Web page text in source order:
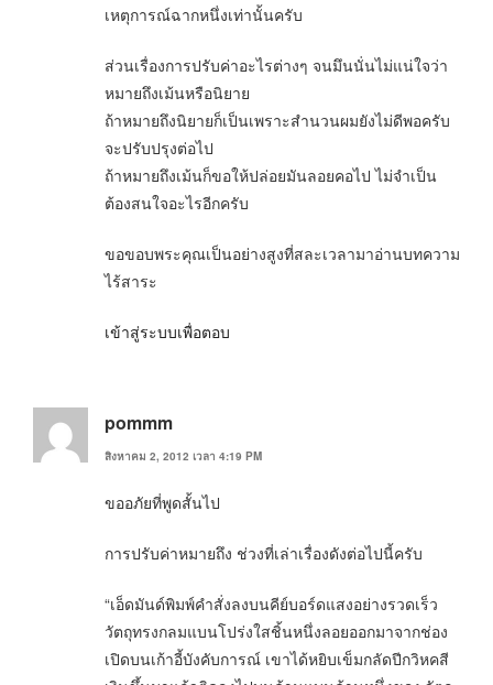
เหตุการณ์ฉากหนึ่งเท่านั้นครับ
ส่วนเรื่องการปรับค่าอะไรต่างๆ จนมึนนั่นไม่แน่ใจว่า
หมายถึงเม้นหรือนิยาย
ถ้าหมายถึงนิยายก็เป็นเพราะสำนวนผมยังไม่ดีพอครับ
จะปรับปรุงต่อไป
ถ้าหมายถึงเม้นก็ขอให้ปล่อยมันลอยคอไป ไม่จำเป็น
ต้องสนใจอะไรอีกครับ
ขอขอบพระคุณเป็นอย่างสูงที่สละเวลามาอ่านบทความ
ไร้สาระ
เข้าสู่ระบบเพื่อตอบ
pommm
สิงหาคม 2, 2012 เวลา 4:19 PM
ขออภัยที่พูดสั้นไป
การปรับค่าหมายถึง ช่วงที่เล่าเรื่องดังต่อไปนี้ครับ
“เอ็ดมันด์พิมพ์คำสั่งลงบนคีย์บอร์ดแสงอย่างรวดเร็ว
วัตถุทรงกลมแบนโปร่งใสชิ้นหนึ่งลอยออกมาจากช่อง
เปิดบนเก้าอี้บังคับการณ์ เขาได้หยิบเข็มกลัดปีกวิหคสี